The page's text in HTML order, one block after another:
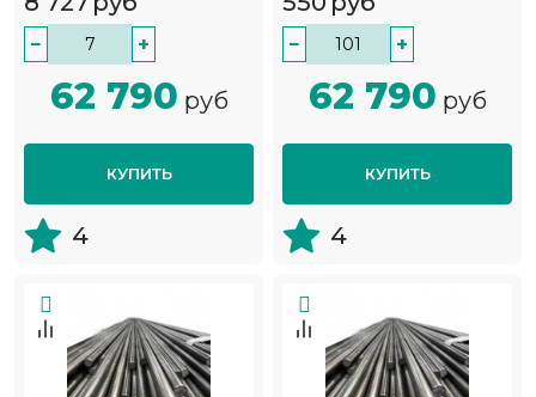
− +
62 790 руб
КУПИТЬ
4
− +
62 790 руб
КУПИТЬ
4